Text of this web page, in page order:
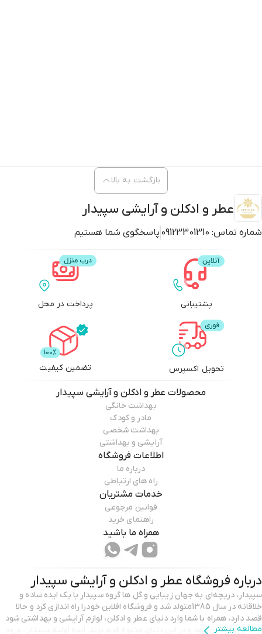
عطر و ادکلن و آرایشی سپیدار
شماره تماس: 09123301310 پاسخگوی شما هستیم
بازگشت به بالا
پشتیبانی پرداخت در محل
تحویل اکسپرس تضمین کیفیت
محصولات عطر و ادکلن و آرایشی سپیدار
بهداشت خانگی
مادر و کودک
بهداشت شخصی
آرایشی و بهداشتی
اطلاعات فروشگاه
درباره ما
راه های ارتباطی
خدمات مشتریان
قوانین مرجوعی
راهنمای خرید
همراه ما باشید
درباره فروشگاه عطر و ادکلن و آرایشی سپیدار
سپیدار، دریچه‌ای به جهان زیبایی و گل ها گروه سپیدار با یک ایده‌ ساده و
خلاقانه در سال 1385متولد شد و فروشگاه افلاین خودرا راه اندازی کرد و حالا
قصد دارد، همراه با شما وارد دنیای عطر و ادکلن، لوازم آرایشی و بهداشتی شود
مطالعه بیشتر